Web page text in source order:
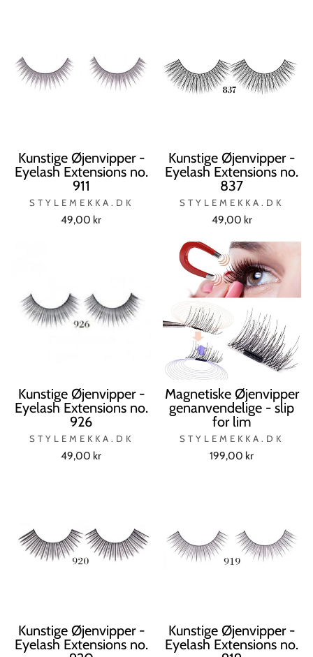
Kunstige Øjenvipper -
Eyelash Extensions no.
911
STYLEMEKKA.DK
49,00 kr
Kunstige Øjenvipper -
Eyelash Extensions no.
837
STYLEMEKKA.DK
49,00 kr
Kunstige Øjenvipper -
Eyelash Extensions no.
926
STYLEMEKKA.DK
49,00 kr
Magnetiske Øjenvipper
genanvendelige - slip
for lim
STYLEMEKKA.DK
199,00 kr
Kunstige Øjenvipper -
Eyelash Extensions no.
Kunstige Øjenvipper -
Eyelash Extensions no.